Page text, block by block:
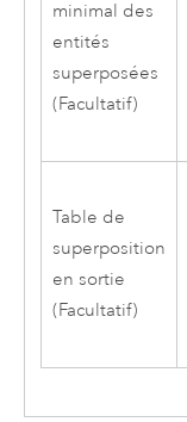
minimal des
entités
superposées
(Facultatif)
Table de
superposition
en sortie
(Facultatif)